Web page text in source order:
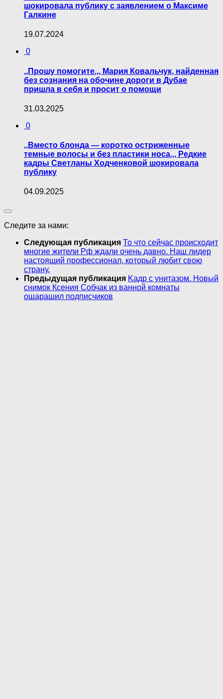
шокировала публику с заявлением о Максиме
Галкине
19.07.2024
0
,,Прошу помогите.,, Мария Ковальчук, найденная
без сознания на обочине дороги в Дубае
пришла в себя и просит о помощи
31.03.2025
0
,,Вместо блонда — коротко остриженные
темные волосы и без пластики носа.,, Редкие
кадры Светланы Ходченковой шокировала
публику
04.09.2025
Следите за нами:
Следующая публикация То что сейчас происходит
многие жители Pф ждали очень давно. Наш лидер
настоящий профессионал, который любит свою
страну.
Предыдущая публикация Kадр с унитазом. Новый
снимок Ксения Собчак из ванной комнаты
ошарашил подписчиков